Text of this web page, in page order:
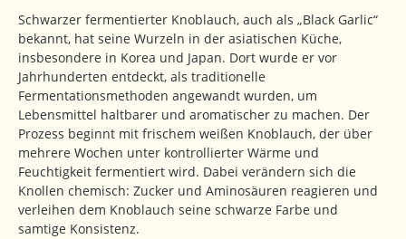
Schwarzer fermentierter Knoblauch, auch als „Black Garlic“
bekannt, hat seine Wurzeln in der asiatischen Küche,
insbesondere in Korea und Japan. Dort wurde er vor
Jahrhunderten entdeckt, als traditionelle
Fermentationsmethoden angewandt wurden, um
Lebensmittel haltbarer und aromatischer zu machen. Der
Prozess beginnt mit frischem weißen Knoblauch, der über
mehrere Wochen unter kontrollierter Wärme und
Feuchtigkeit fermentiert wird. Dabei verändern sich die
Knollen chemisch: Zucker und Aminosäuren reagieren und
verleihen dem Knoblauch seine schwarze Farbe und
samtige Konsistenz.